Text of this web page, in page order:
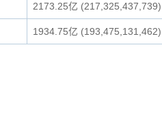
2173.25亿 (217,325,437,739)
1934.75亿 (193,475,131,462)